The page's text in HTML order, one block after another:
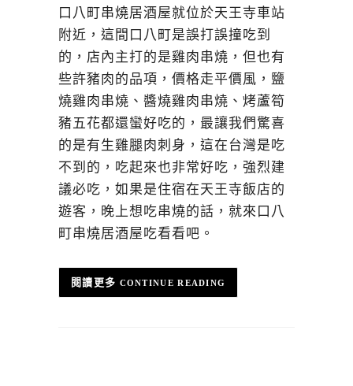
口八町串燒居酒屋就位於天王寺車站
附近，這間口八町是誤打誤撞吃到
的，店內主打的是雞肉串燒，但也有
些許豬肉的品項，價格走平價風，鹽
燒雞肉串燒、醬燒雞肉串燒、烤蘆筍
豬五花都還蠻好吃的，最讓我們驚喜
的是有生雞腿肉刺身，這在台灣是吃
不到的，吃起來也非常好吃，強烈建
議必吃，如果是住宿在天王寺飯店的
遊客，晚上想吃串燒的話，就來口八
町串燒居酒屋吃看看吧。
CONTINUE READING